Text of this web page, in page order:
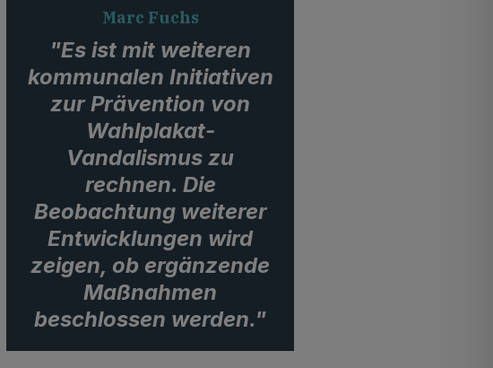
Marc Fuchs
"Es ist mit weiteren
kommunalen Initiativen
zur Prävention von
Wahlplakat-
Vandalismus zu
rechnen. Die
Beobachtung weiterer
Entwicklungen wird
zeigen, ob ergänzende
Maßnahmen
beschlossen werden."